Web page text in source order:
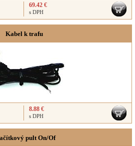
69.42 €
s DPH
Kabel k trafu
8.88 €
s DPH
pult On/Of